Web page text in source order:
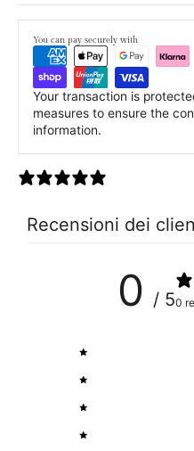
You can pay securely with
Your transaction is
measures to ensure the
information.
Recensioni dei
0 / 50